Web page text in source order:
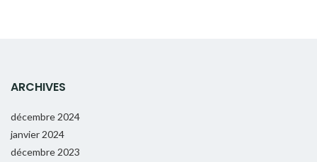
ARCHIVES
décembre 2024
janvier 2024
décembre 2023